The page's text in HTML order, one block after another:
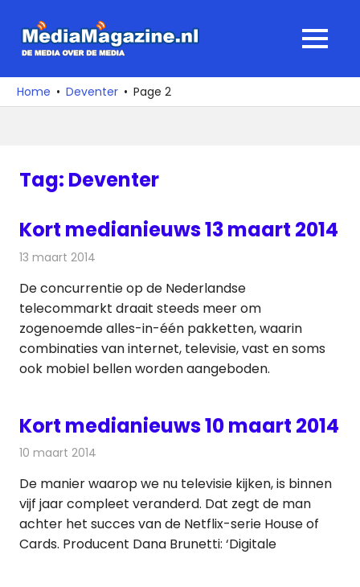
naar
media
over
MENU
Home Deventer Page 2
Tag: Deventer
Kort medianieuws 13 maart 2014
13 maart 2014
De concurrentie op de Nederlandse
telecommarkt draait steeds meer om
zogenoemde alles-in-één pakketten, waarin
combinaties van internet, televisie, vast en soms
ook mobiel bellen worden aangeboden.
Kort medianieuws 10 maart 2014
10 maart 2014
De manier waarop we nu televisie kijken, is binnen
vijf jaar compleet veranderd. Dat zegt de man
achter het succes van de Netflix-serie House of
Cards. Producent Dana Brunetti: ‘Digitale